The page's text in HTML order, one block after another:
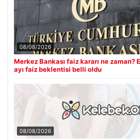
08/08/2026
Merkez Bankası faiz kararı ne
ayı faiz beklentisi belli oldu
08/08/2026